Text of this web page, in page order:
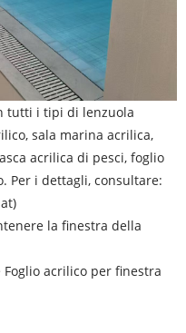
tutti i tipi di lenzuola
sala marina acrilica,
acrilica di pesci, foglio
Per i dettagli, consultare:
la finestra della
Foglio acrilico per finestra